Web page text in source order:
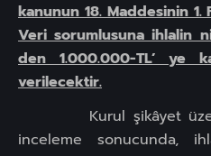
kanunun 18. Maddesinin 1.
Veri sorumlusuna ihlalin
den 1.000.000-TL’ ye
verilecektir.
Kurul şikâyet
inceleme sonucunda,